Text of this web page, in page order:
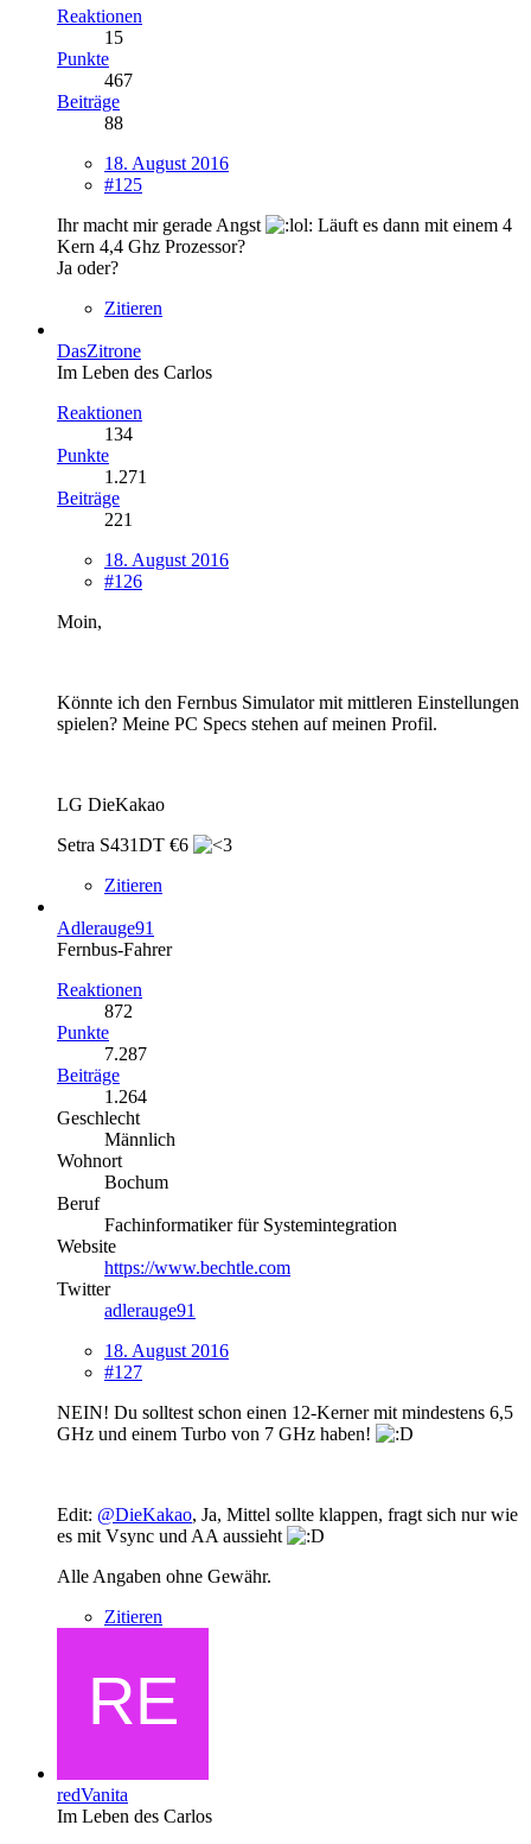
Reaktionen
15
Punkte
467
Beiträge
88
18. August 2016
#125
Ihr macht mir gerade Angst
Läuft es dann mit einem 4
Kern 4,4 Ghz Prozessor?
Ja oder?
Zitieren
DasZitrone
Im Leben des Carlos
Reaktionen
134
Punkte
1.271
Beiträge
221
18. August 2016
#126
Moin,
Könnte ich den Fernbus Simulator mit mittleren Einstellungen
spielen? Meine PC Specs stehen auf meinen Profil.
LG DieKakao
Setra S431DT €6
Zitieren
Adlerauge91
Fernbus-Fahrer
Reaktionen
872
Punkte
7.287
Beiträge
1.264
Geschlecht
Männlich
Wohnort
Bochum
Beruf
Fachinformatiker für Systemintegration
Website
https://www.bechtle.com
Twitter
adlerauge91
18. August 2016
#127
NEIN! Du solltest schon einen 12-Kerner mit mindestens 6,5
GHz und einem Turbo von 7 GHz haben!
Edit: @DieKakao, Ja, Mittel sollte klappen, fragt sich nur wie
es mit Vsync und AA aussieht
Alle Angaben ohne Gewähr.
Zitieren
redVanita
Im Leben des Carlos